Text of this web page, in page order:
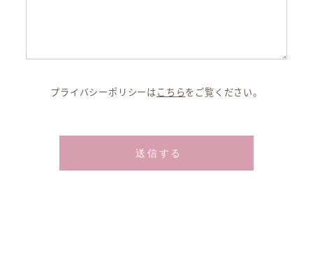
プライバシーポリシーはこちらをご覧ください。